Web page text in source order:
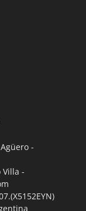
-
Villa -